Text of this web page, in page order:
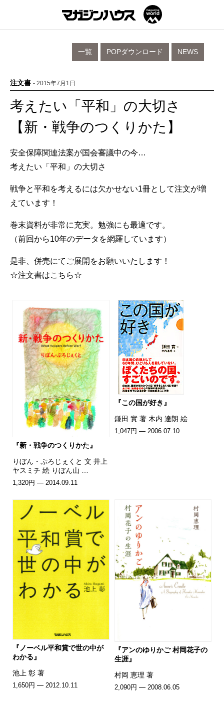
NEWS
POPダウンロード
一覧
注文書 - 2015年7月1日
考えたい「平和」の大切さ
【新・戦争のつくりかた】
安全保障関連法案が国会審議中の今…
考えたい「平和」の大切さ
戦争と平和を考えるには欠かせない1冊として注文が増
えています！
巻末資料が非常に充実。勉強にも最適です。
（前回から10年のデータを網羅しています）
是非、併売にてご展開をお願いいたします！
☆注文書はこちら☆
『新・戦争のつくりかた』
りぼん・ぷろじぇくと 文 井上
ヤスミチ 絵 りぼん山 …
1,320円 — 2014.09.11
『この国が好き』
鎌田 實 著 木内 達朗 絵
1,047円 — 2006.07.10
『ノーベル平和賞で世の中が
わかる』
池上 彰 著
1,650円 — 2012.10.11
『アンのゆりかご 村岡花子の
生涯』
村岡 恵理 著
2,090円 — 2008.06.05